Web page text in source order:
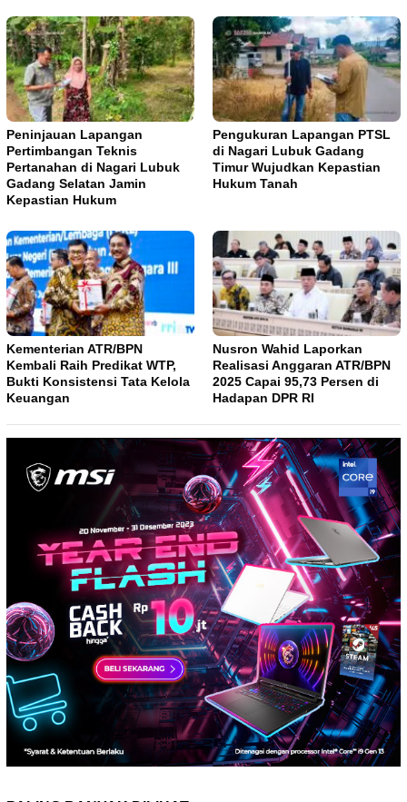
Peninjauan Lapangan
Pertimbangan Teknis
Pertanahan di Nagari Lubuk
Gadang Selatan Jamin
Kepastian Hukum
Pengukuran Lapangan PTSL
di Nagari Lubuk Gadang
Timur Wujudkan Kepastian
Hukum Tanah
Kementerian ATR/BPN
Kembali Raih Predikat WTP,
Bukti Konsistensi Tata Kelola
Keuangan
Nusron Wahid Laporkan
Realisasi Anggaran ATR/BPN
2025 Capai 95,73 Persen di
Hadapan DPR RI